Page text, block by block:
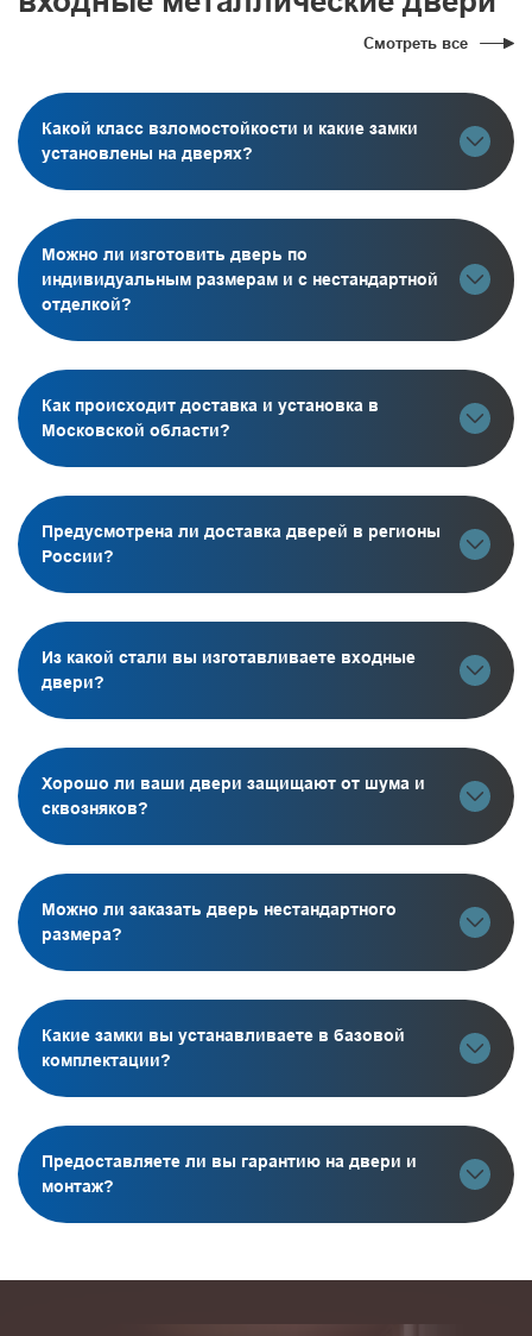
Смотреть все
Какой класс взломостойкости и какие замки
установлены на дверях?
Можно ли изготовить дверь по
индивидуальным размерам и с нестандартной
отделкой?
Как происходит доставка и установка в
Московской области?
Предусмотрена ли доставка дверей в регионы
России?
Из какой стали вы изготавливаете входные
двери?
Хорошо ли ваши двери защищают от шума и
сквозняков?
Можно ли заказать дверь нестандартного
размера?
Какие замки вы устанавливаете в базовой
комплектации?
Предоставляете ли вы гарантию на двери и
монтаж?